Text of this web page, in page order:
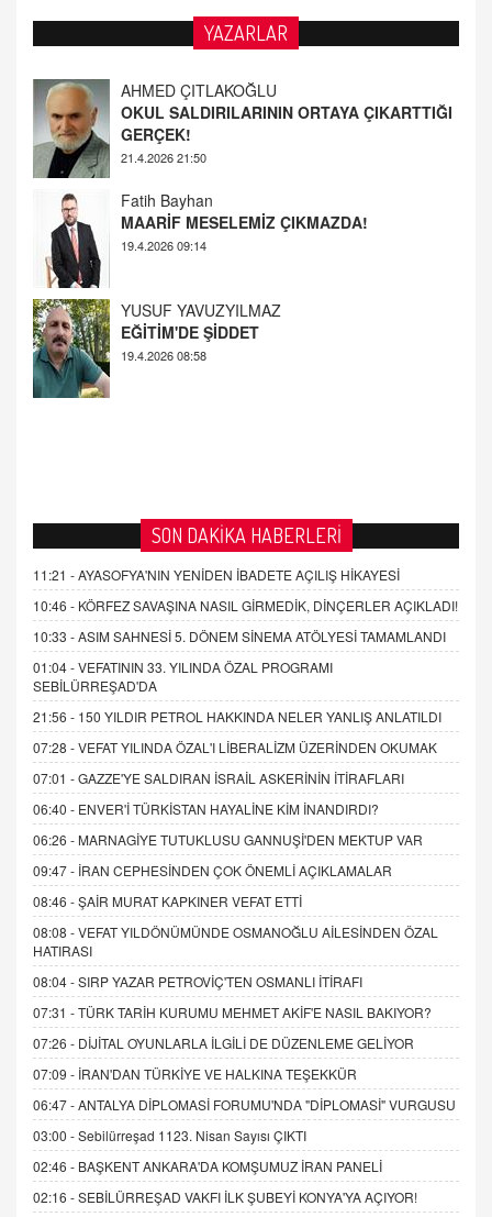
YAZARLAR
Fatih Bayhan
MAARİF MESELEMİZ ÇIKMAZDA!
19.4.2026 09:14
YUSUF YAVUZYILMAZ
EĞİTİM'DE ŞİDDET
19.4.2026 08:58
AHMED ÇITLAKOĞLU
OKUL SALDIRILARININ ORTAYA ÇIKARTTIĞI
GERÇEK!
SON DAKİKA HABERLERİ
11:21 -AYASOFYA'NIN YENİDEN İBADETE AÇILIŞ HİKAYESİ
10:46 - KÖRFEZ SAVAŞINA NASIL GİRMEDİK, DİNÇERLER AÇIKLADI!
10:33 -ASIM SAHNESİ 5. DÖNEM SİNEMA ATÖLYESİ TAMAMLANDI
01:04 -VEFATININ 33. YILINDA ÖZAL PROGRAMI
SEBİLÜRREŞAD'DA
21:56 - 150 YILDIR PETROL HAKKINDA NELER YANLIŞ ANLATILDI
07:28 -VEFAT YILINDA ÖZAL'I LİBERALİZM ÜZERİNDEN OKUMAK
07:01 -GAZZE'YE SALDIRAN İSRAİL ASKERİNİN İTİRAFLARI
06:40 - ENVER'İ TÜRKİSTAN HAYALİNE KİM İNANDIRDI?
06:26 - MARNAGİYE TUTUKLUSU GANNUŞİ'DEN MEKTUP VAR
09:47 - İRAN CEPHESİNDEN ÇOK ÖNEMLİ AÇIKLAMALAR
08:46 -ŞAİR MURAT KAPKINER VEFAT ETTİ
08:08 -VEFAT YILDÖNÜMÜNDE OSMANOĞLU AİLESİNDEN ÖZAL
HATIRASI
08:04 -SIRP YAZAR PETROVİÇ'TEN OSMANLI İTİRAFI
07:31 -TÜRK TARİH KURUMU MEHMET AKİF'E NASIL BAKIYOR?
07:26 - DİJİTAL OYUNLARLA İLGİLİ DE DÜZENLEME GELİYOR
07:09 - İRAN'DAN TÜRKİYE VE HALKINA TEŞEKKÜR
06:47 -ANTALYA DİPLOMASİ FORUMU'NDA "DİPLOMASİ" VURGUSU
03:00 -Sebilürreşad 1123. Nisan Sayısı ÇIKTI
02:46 - BAŞKENT ANKARA'DA KOMŞUMUZ İRAN PANELİ
02:16 -SEBİLÜRREŞAD VAKFI İLK ŞUBEYİ KONYA'YA AÇIYOR!